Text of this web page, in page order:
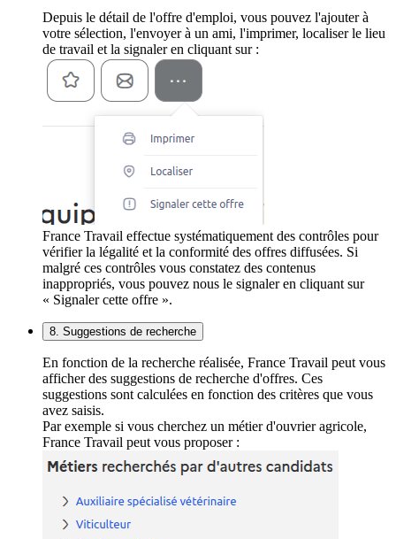
Depuis le détail de l'offre d'emploi, vous pouvez l'ajouter à
votre sélection, l'envoyer à un ami, l'imprimer, localiser le lieu
de travail et la signaler en cliquant sur :
France Travail effectue systématiquement des contrôles pour
vérifier la légalité et la conformité des offres diffusées. Si
malgré ces contrôles vous constatez des contenus
inappropriés, vous pouvez nous le signaler en cliquant sur
« Signaler cette offre ».
8. Suggestions de recherche
En fonction de la recherche réalisée, France Travail peut vous
afficher des suggestions de recherche d'offres. Ces
suggestions sont calculées en fonction des critères que vous
avez saisis.
Par exemple si vous cherchez un métier d'ouvrier agricole,
France Travail peut vous proposer :